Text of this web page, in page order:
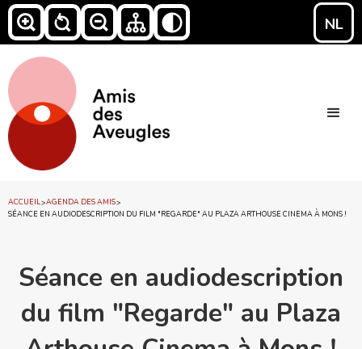
NL
ACCUEIL>AGENDA DES AMIS>
SÉANCE EN AUDIODESCRIPTION DU FILM "REGARDE" AU PLAZA ARTHOUSE CINEMA À MONS !
Séance en audiodescription
du film "Regarde" au Plaza